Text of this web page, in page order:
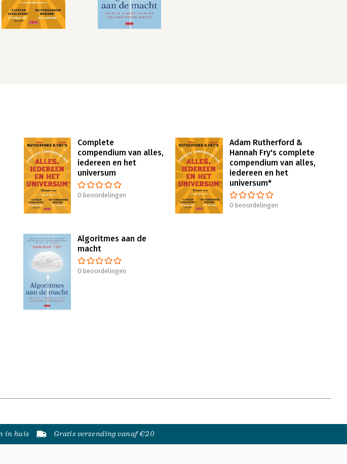
Complete
compendium van alles,
iedereen en het
universum
0 beoordelingen
Adam Rutherford &
Hannah Fry's complete
compendium van alles,
iedereen en het
universum*
0 beoordelingen
Algoritmes aan de
macht
0 beoordelingen
in huis Gratis verzending vanaf €20